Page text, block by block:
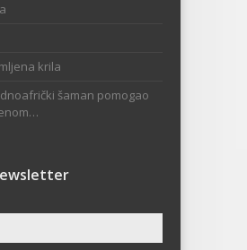
krila
šaman pomogao